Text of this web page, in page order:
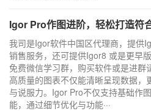
Igor Pro作图进阶，轻松打造符合期刊标准
我司是Igor软件中国区代理商，提供
销售服务，还可提供Igor8 或是更早
免费微信学习群，购买软件或是进群
高质量的图表不仅能清晰呈现数据，
与说服力。Igor Pro不仅支持基础作
能，通过细节优化与功能···